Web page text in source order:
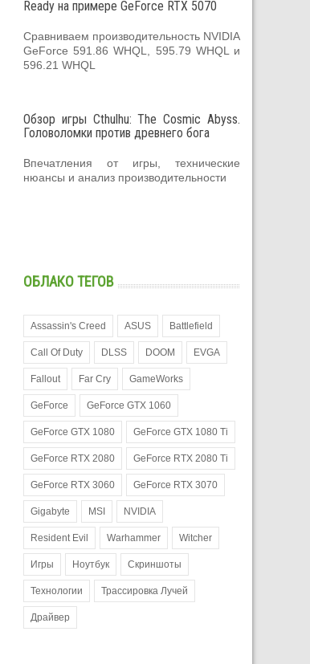
Ready на примере GeForce RTX 5070
Сравниваем производительность NVIDIA
GeForce 591.86 WHQL, 595.79 WHQL и
596.21 WHQL
Обзор игры Cthulhu: The Cosmic Abyss.
Головоломки против древнего бога
Впечатления от игры, технические
нюансы и анализ производительности
ОБЛАКО ТЕГОВ
Assassin's Creed ASUS Battlefield
Call Of Duty DLSS DOOM EVGA
Fallout Far Cry GameWorks
GeForce GeForce GTX 1060
GeForce GTX 1080 GeForce GTX 1080 Ti
GeForce RTX 2080 GeForce RTX 2080 Ti
GeForce RTX 3060 GeForce RTX 3070
Gigabyte MSI NVIDIA
Resident Evil Warhammer Witcher
Игры Ноутбук Скриншоты
Технологии Трассировка Лучей
Драйвер